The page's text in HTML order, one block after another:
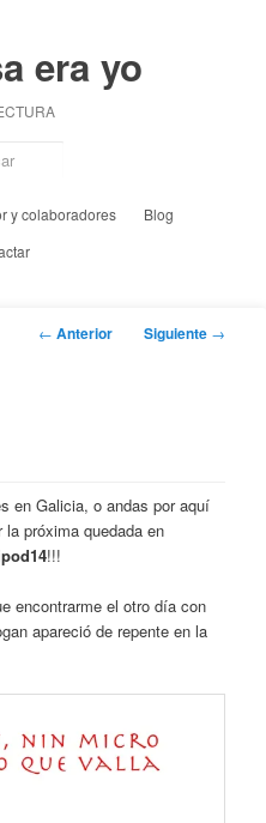
era yo
y colaboradores
Blog
Navegación
← Anterior Siguiente →
en Galicia, o andas por aquí
próxima quedada en
!!!
encontrarme el otro día con
apareció de repente en la